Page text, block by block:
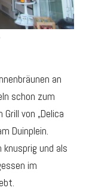
an
schon zum
von „Delica
Duinplein.
knusprig und als
im